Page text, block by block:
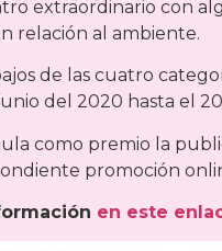
extraordinario con
relación al ambiente.
de las cuatro
del 2020 hasta el
como premio la
promoción
en este